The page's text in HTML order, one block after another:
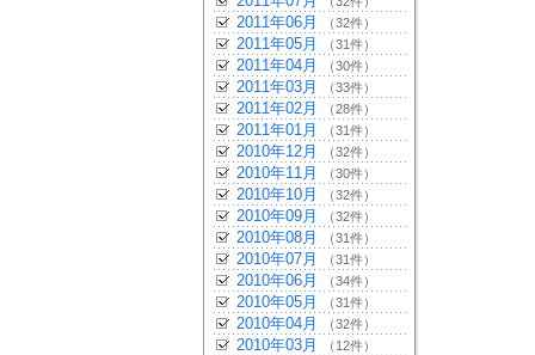
2011年06月 （32件）
2011年05月 （31件）
2011年04月 （30件）
2011年03月 （33件）
2011年02月 （28件）
2011年01月 （31件）
2010年12月 （32件）
2010年11月 （30件）
2010年10月 （32件）
2010年09月 （32件）
2010年08月 （31件）
2010年07月 （31件）
2010年06月 （34件）
2010年05月 （31件）
2010年04月 （32件）
2010年03月 （12件）